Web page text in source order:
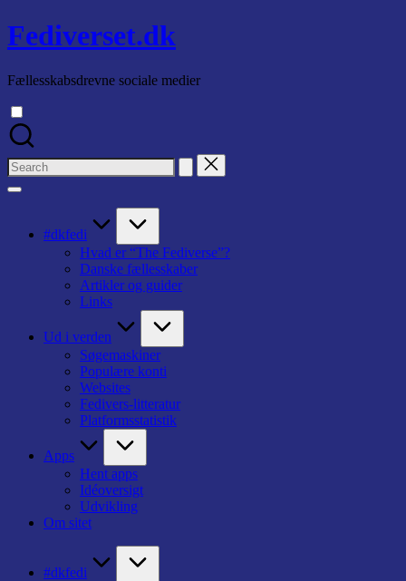
Skip
to
Fediverset.dk
Fællesskabsdrevne sociale medier
Search
for:
#dkfedi
Hvad er “The Fediverse”?
Danske fællesskaber
Artikler og guider
Links
Ud i verden
Søgemaskiner
Populære konti
Websites
Fedivers-litteratur
Platformsstatistik
Apps
Hent apps
Idéoversigt
Udvikling
Om sitet
#dkfedi